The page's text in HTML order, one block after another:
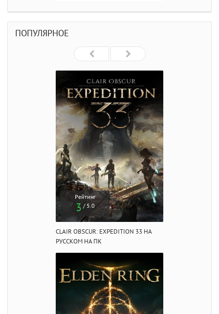
ПОПУЛЯРНОЕ
Рейтинг
3 / 5.0
CLAIR OBSCUR: EXPEDITION 33 НА
РУССКОМ НА ПК